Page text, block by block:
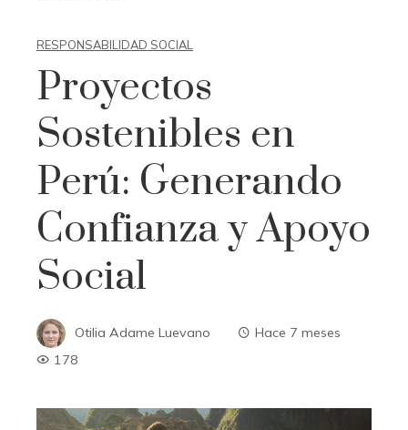
RESPONSABILIDAD SOCIAL
Proyectos
Sostenibles en
Perú: Generando
Confianza y Apoyo
Social
Otilia Adame Luevano
Hace 7 meses
178